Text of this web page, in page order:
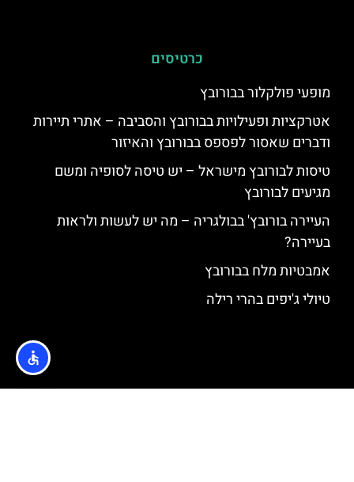
כרטיסים
מופעי פולקלור בבורובץ
אטרקציות ופעילויות בבורובץ והסביבה – אתרי תיירות
ודברים שאסור לפספס בבורובץ והאיזור
טיסות לבורובץ מישראל – יש טיסה לסופיה ומשם
מגיעים לבורובץ
העיירה בורובץ' בבולגריה – מה יש לעשות ולראות
בעיירה?
אמבטיות מלח בבורובץ
טיולי ג'יפים בהרי רילה